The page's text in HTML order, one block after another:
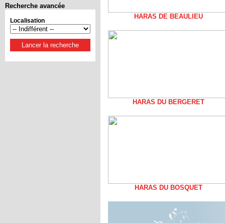
Recherche avancée
Localisation
HARAS DE BEAULIEU
HARAS DU BERGERET
HARAS DU BOSQUET